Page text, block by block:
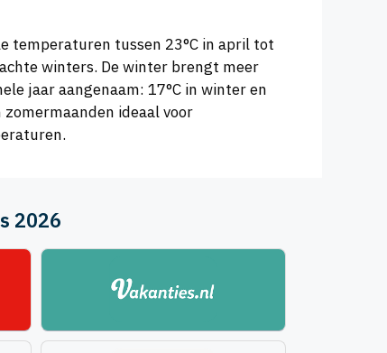
temperaturen tussen 23°C in april tot
winters. De winter brengt meer
jaar aangenaam: 17°C in winter en
ideaal voor
2026